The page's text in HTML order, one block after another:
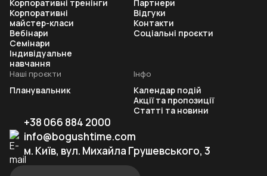
Корпоративні тренінги
Корпоративні
майстер-класи
Вебінари
Семінари
Індивідуальне
навчання
Наші проєкти
Планувальник
Інфо
Календар подій
Акції та пропозиції
Статті та новини
Партнери
Відгуки
Контакти
Соціальні проєкти
+38 066 884 2000
info@bogushtime.com
м. Київ, вул. Михайла Грушевського, 3